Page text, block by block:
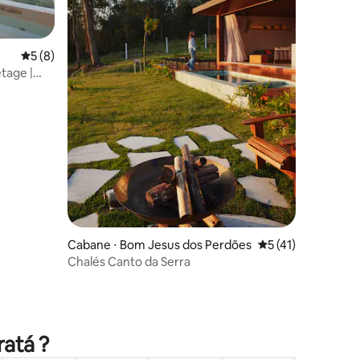
: 4,96 sur 5
Évaluation moyenne sur la base de 8 commentaires : 5 sur 5
5 (8)
|
Cabane ⋅ Bom Jesus dos Perdões Évaluation
5 (41)
Chalés Canto da Serra
?